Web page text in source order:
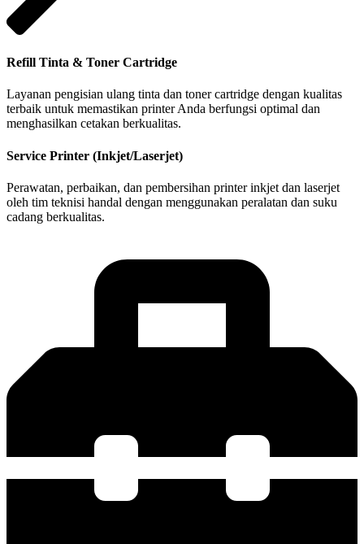
Refill Tinta & Toner Cartridge
Layanan pengisian ulang tinta dan toner cartridge dengan kualitas
terbaik untuk memastikan printer Anda berfungsi optimal dan
menghasilkan cetakan berkualitas.
Service Printer (Inkjet/Laserjet)
Perawatan, perbaikan, dan pembersihan printer inkjet dan laserjet
oleh tim teknisi handal dengan menggunakan peralatan dan suku
cadang berkualitas.